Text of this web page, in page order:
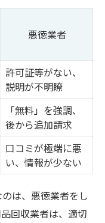
悪徳業者
許可証等がない、
説明が不明瞭
「無料」を強調、
後から追加請求
口コミが極端に悪
い、情報が少ない
は、悪徳業者をし
回収業者は、適切